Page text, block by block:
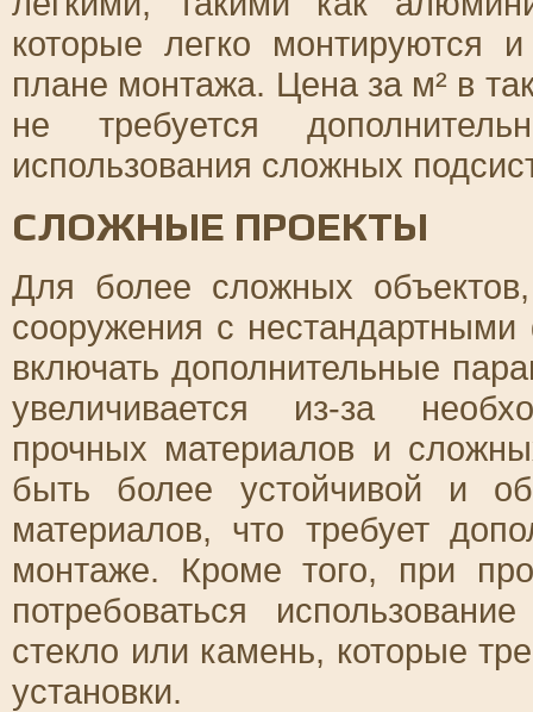
которые легко монтируются
плане монтажа. Цена за м² в
не требуется
использования сложных
СЛОЖНЫЕ ПРОЕКТЫ
Для более сложных
сооружения с
включать дополнительные
увеличивается из-за
прочных материалов и
быть более устойчивой и
материалов, что требует
монтаже. Кроме того, при
потребоваться
стекло или камень, которые
установки.